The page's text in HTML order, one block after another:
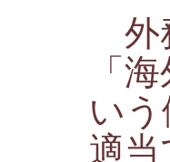
外
「
い
適